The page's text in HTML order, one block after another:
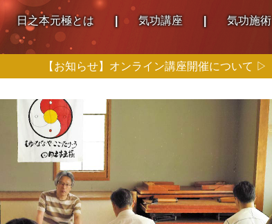
日之本元極とは 気功講座 気功施術
【お知らせ】オンライン講座開催について ▷